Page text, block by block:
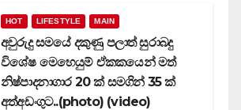
HOT LIFESTYLE MAIN
අවුරුදු සමයේ දකුණු පලාත් සුරාබදු
විශේෂ මෙහෙයුම් ඒකකයෙන් මත්
නිෂ්පාදනාගාර 20 ක් සමගින් 35 ක්
අත්අඩංගුට..(photo) (video)